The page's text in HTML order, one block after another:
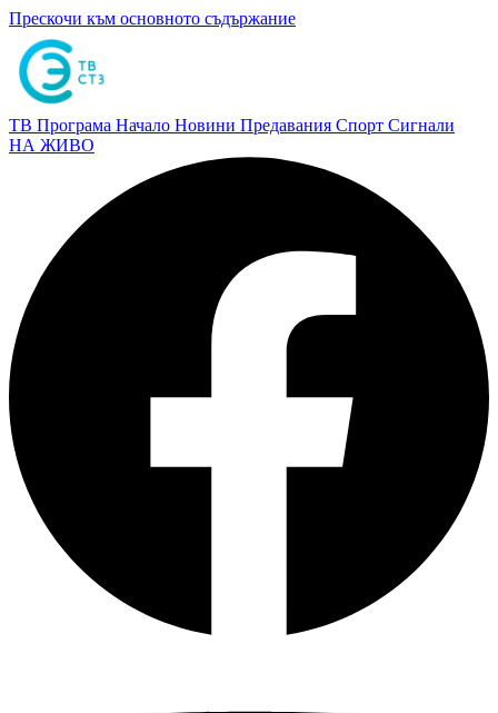
Прескочи към основното съдържание
ТВ Програма Начало Новини Предавания Спорт Сигнали
НА ЖИВО